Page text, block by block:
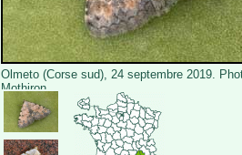
Olmeto (Corse sud), 24 septembre 2019.
Mothiron.